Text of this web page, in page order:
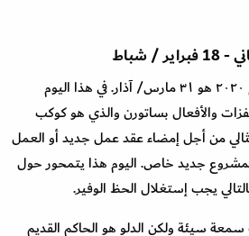
-
18فبراير/ شباط
/آذار. في هذا اليوم
والأفعال بساتورن والذي هو كوكب
من أجل إمضاء عقد عمل جديد أو العمل
جديد خاص. اليوم هذا يتمحور حول
يجب إستغلال الحظ الوفير.
سيئة ولكن الدلو هو الحاكم القديم